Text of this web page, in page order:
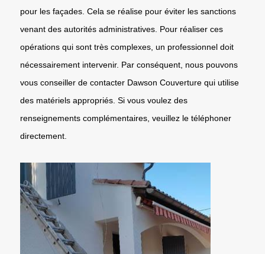
pour les façades. Cela se réalise pour éviter les sanctions
venant des autorités administratives. Pour réaliser ces
opérations qui sont très complexes, un professionnel doit
nécessairement intervenir. Par conséquent, nous pouvons
vous conseiller de contacter Dawson Couverture qui utilise
des matériels appropriés. Si vous voulez des
renseignements complémentaires, veuillez le téléphoner
directement.